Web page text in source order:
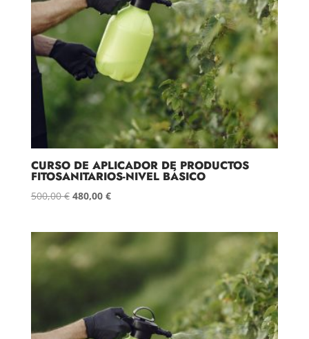
CURSO DE APLICADOR DE PRODUCTOS
FITOSANITARIOS-NIVEL BÁSICO
500,00€ El
era:
500,00 €.
480,00 €El
480,00 €.